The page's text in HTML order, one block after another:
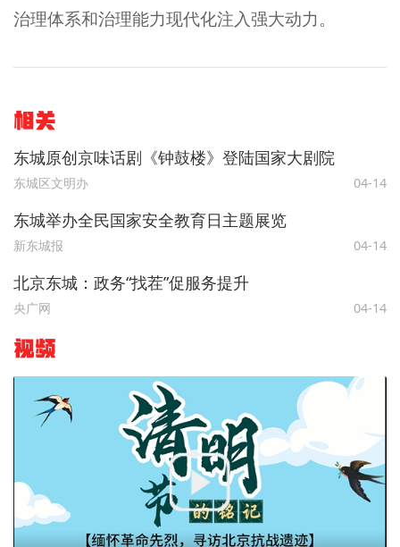
治理体系和治理能力现代化注入强大动力。
相关
东城原创京味话剧《钟鼓楼》登陆国家大剧院
东城区文明办 04-14
东城举办全民国家安全教育日主题展览
新东城报 04-14
北京东城：政务“找茬”促服务提升
央广网 04-14
视频